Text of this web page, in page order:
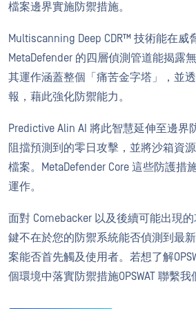
檔案邊界實施防禦措施。
Multiscanning Deep CDR™ 技術能在威
MetaDefender 的四層偵測管道能揭露
其運作涵蓋整個「痛苦金字塔」，並
報，藉此強化防禦能力。
Predictive Alin AI 將此智慧延伸至邊界
阻擋預測到的零日攻擊，並將沙箱資
檔案。MetaDefender Core 這些防護措
運作。
面對 Comebacker 以及後續可能出現
鍵不在於您的防禦系統能否偵測到最
案能否首先觸及使用者。若想了解
個環境中落實防禦措施OPSWAT 聯繫我